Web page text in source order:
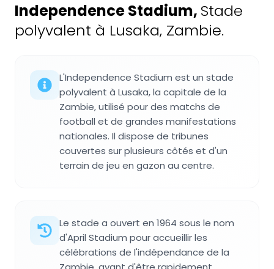
Independence Stadium, Stade
polyvalent à Lusaka, Zambie.
L'Independence Stadium est un stade
polyvalent à Lusaka, la capitale de la
Zambie, utilisé pour des matchs de
football et de grandes manifestations
nationales. Il dispose de tribunes
couvertes sur plusieurs côtés et d'un
terrain de jeu en gazon au centre.
Le stade a ouvert en 1964 sous le nom
d'April Stadium pour accueillir les
célébrations de l'indépendance de la